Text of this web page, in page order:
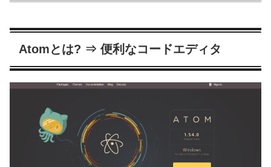
Atomとは? ⇒ 便利なコードエディタ